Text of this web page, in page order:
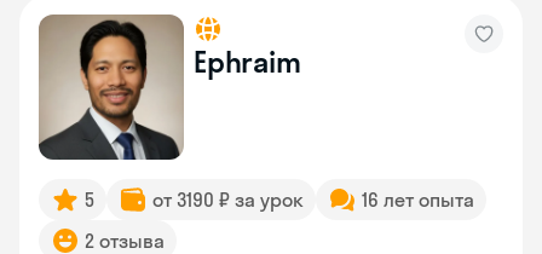
Ephraim
5 от 3190 ₽ за урок
16 лет опыта
2 отзыва